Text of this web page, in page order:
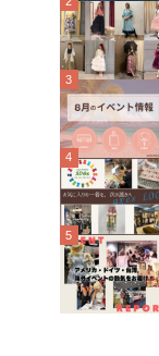
3
4
5